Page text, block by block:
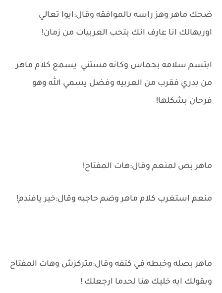
ضحك ماهر وهز راسه بالموافقه وقال:ايوا تعالي
اوريهالك انا عارف انك بتحب العربيات من زمان!
ابتسم سلامه بحماس وكانه مستني يسمع كلام ماهر
من بدري فقرب من العربيه وفضل يسمي الله وهو
فرحان بشكلها!
ماهر بص لمنعم وقال:هات المفتاح!
منعم استغرب كلام ماهر وضم حاجبه وقال:خير يافندم!
ماهر بصله وخبطه في كتفه وقال:متركزش وهات المفتاح
وبقولك ايه خليك هنا لحدما ارجعلك !